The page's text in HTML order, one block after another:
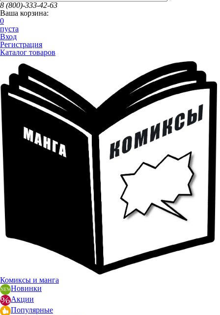
8 (800)-333-42-63
Ваша корзина:
0
пуста
Вход
Регистрация
Каталог товаров
Комиксы и манга
Новинки
Акции
Популярные